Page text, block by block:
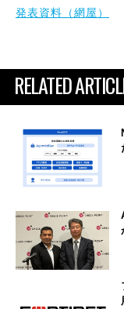
発表資料（網屋）
RELATED